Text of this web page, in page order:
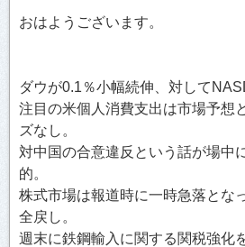
おはようございます。
ダウが0.1％小幅続伸、対して
注目の米個人消費支出は市場予想
ズなし。
対中国の合意違反という話が場中
的。
株式市場は報道時に一時急落とな
全戻し。
週末に鉄鋼輸入に関する関税強化